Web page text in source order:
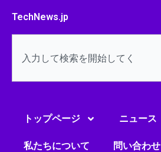
TechNews.jp
トップページ ニュース
私たちについて 問い合わせ